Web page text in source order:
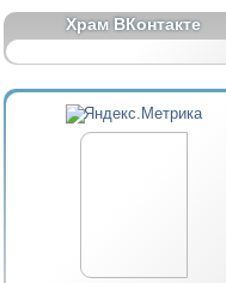
Храм ВКонтакте